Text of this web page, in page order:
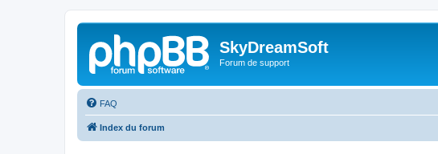
SkyDreamSoft
Forum de support
FAQ
Index du forum